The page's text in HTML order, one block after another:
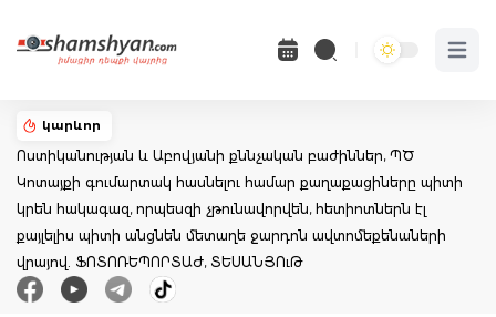
Open
կարևոր
Ոստիկանության և Աբովյանի քննչական բաժիններ, ՊԾ
Կոտայքի գումարտակ հասնելու համար քաղաքացիները պիտի
կրեն հակագազ, որպեսզի չթունավորվեն, հետիոտներն էլ
քայլելիս պիտի անցնեն մետաղե ջարդոն ավտոմեքենաների
վրայով. ՖՈՏՈՌԵՊՈՐՏԱԺ, ՏԵՍԱՆՅՈւԹ